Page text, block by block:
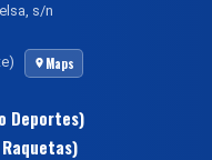
s/n
Maps
Deportes)